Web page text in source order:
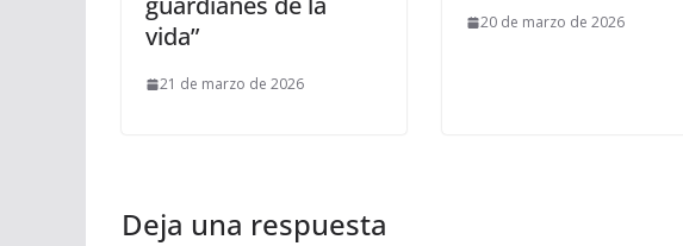
vida”
21 de marzo de 2026
20 de marzo de 2026
Deja una respuesta